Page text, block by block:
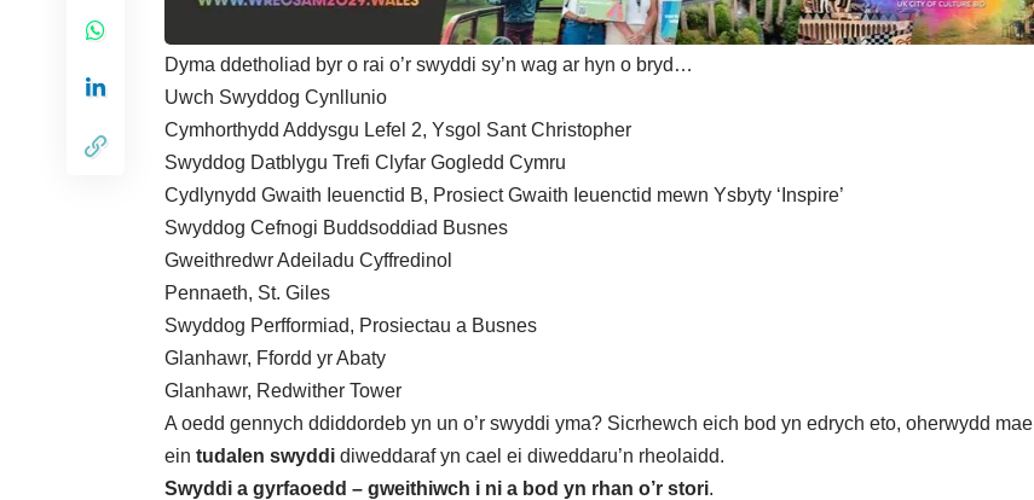
Dyma ddetholiad byr o rai o’r swyddi sy’n wag ar hyn o bryd…
Uwch Swyddog Cynllunio
Cymhorthydd Addysgu Lefel 2, Ysgol Sant Christopher
Swyddog Datblygu Trefi Clyfar Gogledd Cymru
Cydlynydd Gwaith Ieuenctid B, Prosiect Gwaith Ieuenctid mewn Ysbyty ‘Inspire’
Swyddog Cefnogi Buddsoddiad Busnes
Gweithredwr Adeiladu Cyffredinol
Pennaeth, St. Giles
Swyddog Perfformiad, Prosiectau a Busnes
Glanhawr, Ffordd yr Abaty
Glanhawr, Redwither Tower
A oedd gennych ddiddordeb yn un o’r swyddi yma? Sicrhewch eich bod yn edrych eto, oherwydd mae
ein tudalen swyddi diweddaraf yn cael ei diweddaru’n rheolaidd.
Swyddi a gyrfaoedd – gweithiwch i ni a bod yn rhan o’r stori.